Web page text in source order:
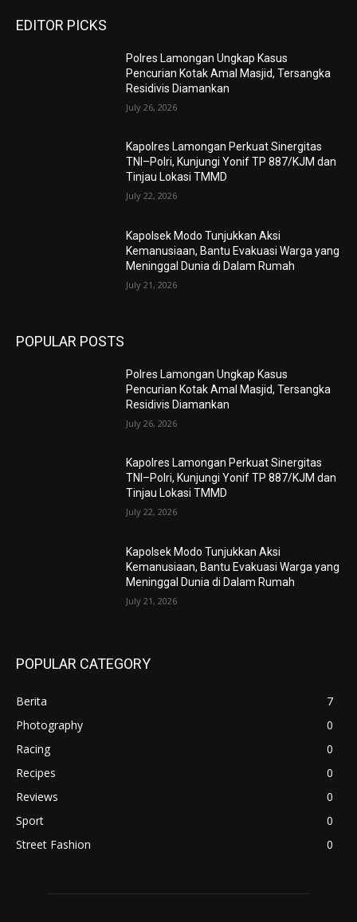
EDITOR PICKS
Polres Lamongan Ungkap Kasus
Pencurian Kotak Amal Masjid, Tersangka
Residivis Diamankan
July 26, 2026
Kapolres Lamongan Perkuat Sinergitas
TNI–Polri, Kunjungi Yonif TP 887/KJM dan
Tinjau Lokasi TMMD
July 22, 2026
Kapolsek Modo Tunjukkan Aksi
Kemanusiaan, Bantu Evakuasi Warga yang
Meninggal Dunia di Dalam Rumah
July 21, 2026
POPULAR POSTS
Polres Lamongan Ungkap Kasus
Pencurian Kotak Amal Masjid, Tersangka
Residivis Diamankan
July 26, 2026
Kapolres Lamongan Perkuat Sinergitas
TNI–Polri, Kunjungi Yonif TP 887/KJM dan
Tinjau Lokasi TMMD
July 22, 2026
Kapolsek Modo Tunjukkan Aksi
Kemanusiaan, Bantu Evakuasi Warga yang
Meninggal Dunia di Dalam Rumah
July 21, 2026
POPULAR CATEGORY
Berita
7
Photography
0
Racing
0
Recipes
0
Reviews
0
Sport
0
Street Fashion
0